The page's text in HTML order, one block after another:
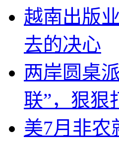
越南出版
去的决心
两岸圆桌
联”，狠狠
美7月非农